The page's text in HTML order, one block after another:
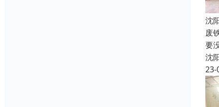
沈
废
要
沈
23-